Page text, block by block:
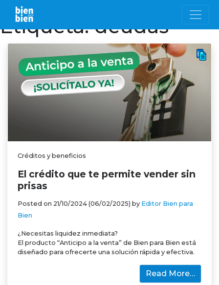
Etiqueta:deudas
Créditos y beneficios
El crédito que te permite vender sin
prisas
Posted on 21/10/2024 (06/02/2025) by Editor Bien para
Bien
¿Necesitas liquidez inmediata?
El producto “Anticipo a la venta” de Bien para Bien está
diseñado para ofrecerte una solución rápida y efectiva.
Read More…